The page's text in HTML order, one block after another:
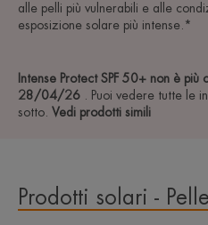
Intense Protect SPF 50+ non è
28/04/26
. Puoi vedere tutte le
sotto. Vedi prodotti simili
alle pelli più vulnerabili e alle
esposizione solare più intense.*
Prodotti solari -